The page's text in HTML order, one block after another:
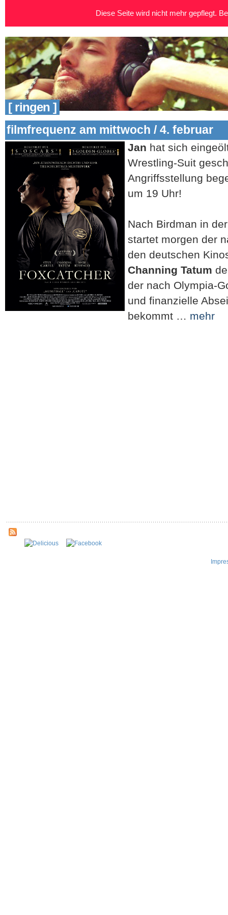
[ ringen ]
filmfrequenz am mittwoch / 4. februar
Jan hat sich
Wrestling-Suit
Angriffsstellung
um 19 Uhr!
Nach Birdman in
startet morgen der
den deutschen
Channing Tatum
der nach Olympia-
und finanzielle
bekommt … mehr
Diese Seite wird nicht mehr gepflegt.